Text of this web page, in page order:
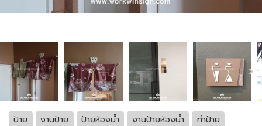
ป้าย งานป้าย ป้ายห้องน้ำ งานป้ายห้องน้ำ
ทำป้าย